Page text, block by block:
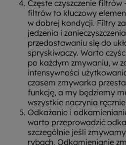
Częste czyszczenie filtrów
filtrów to kluczowy
w dobrej kondycji. Filtry
jedzenia i
przedostawaniu się do
spryskiwaczy. Warto
po każdym zmywaniu, w
intensywności
czasem zmywarka
funkcję, a my będziemy
wszystkie naczynia
Odkażanie i
warto przeprowadzić
szczególnie jeśli
rybach. Odkamienianie